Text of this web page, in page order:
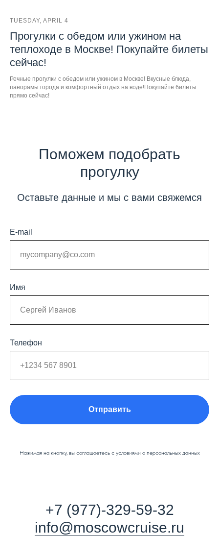
TUESDAY, APRIL 4
Прогулки с обедом или ужином на
теплоходе в Москве! Покупайте билеты
сейчас!
Речные прогулки с обедом или ужином в Москве! Вкусные блюда,
панорамы города и комфортный отдых на воде!Покупайте билеты
прямо сейчас!
Поможем подобрать
прогулку
Оставьте данные и мы с вами свяжемся
E-mail
Имя
Телефон
Отправить
Нажимая на кнопку, вы соглашаетесь с условиями о персональных данных
+7 (977)-329-59-32
info@moscowcruise.ru